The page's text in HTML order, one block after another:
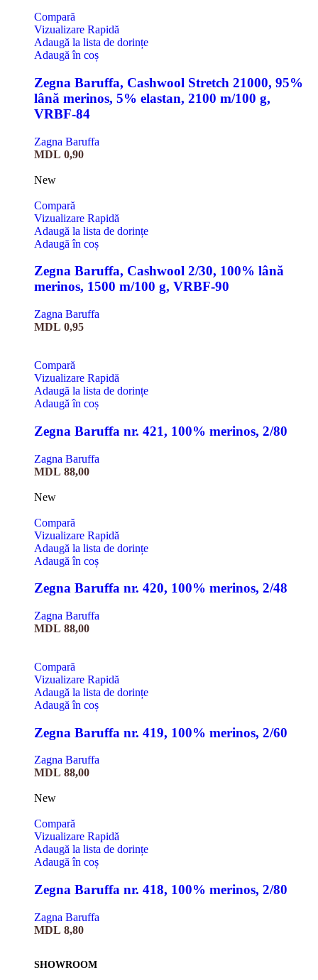
Compară
Vizualizare Rapidă
Adaugă la lista de dorințe
Adaugă în coș
Zegna Baruffa, Cashwool Stretch 21000, 95%
lână merinos, 5% elastan, 2100 m/100 g,
VRBF-84
Zagna Baruffa
MDL 0,90
New
Compară
Vizualizare Rapidă
Adaugă la lista de dorințe
Adaugă în coș
Zegna Baruffa, Cashwool 2/30, 100% lână
merinos, 1500 m/100 g, VRBF-90
Zagna Baruffa
MDL 0,95
Compară
Vizualizare Rapidă
Adaugă la lista de dorințe
Adaugă în coș
Zegna Baruffa nr. 421, 100% merinos, 2/80
Zagna Baruffa
MDL 88,00
New
Compară
Vizualizare Rapidă
Adaugă la lista de dorințe
Adaugă în coș
Zegna Baruffa nr. 420, 100% merinos, 2/48
Zagna Baruffa
MDL 88,00
Compară
Vizualizare Rapidă
Adaugă la lista de dorințe
Adaugă în coș
Zegna Baruffa nr. 419, 100% merinos, 2/60
Zagna Baruffa
MDL 88,00
New
Compară
Vizualizare Rapidă
Adaugă la lista de dorințe
Adaugă în coș
Zegna Baruffa nr. 418, 100% merinos, 2/80
Zagna Baruffa
MDL 8,80
SHOWROOM